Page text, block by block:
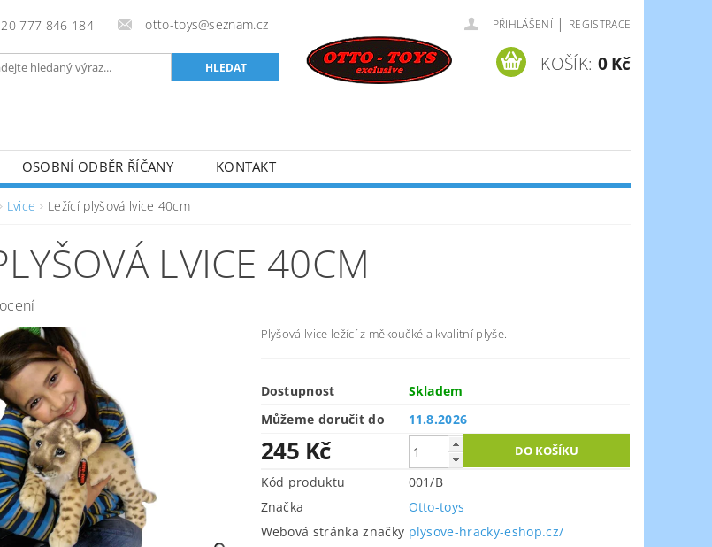
777 846 184 otto-toys@seznam.cz PŘIHLÁŠENÍ | REGISTRACE
KOŠÍK: 0 Kč
OSOBNÍ ODBĚR ŘÍČANY KONTAKT
Lvice Ležící plyšová lvice 40cm
LVICE 40CM
Plyšová lvice ležící z měkoučké a kvalitní plyše.
Dostupnost
Skladem
Můžeme doručit do
11.8.2026
245 Kč
Kód produktu
001/B
Značka
Otto-toys
Webová stránka značky plysove-hracky-eshop.cz/